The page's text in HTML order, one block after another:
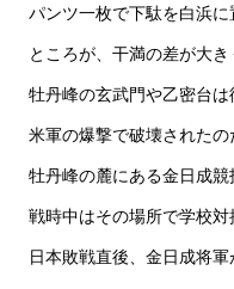
パンツ一枚で下駄を白浜に
ところが、干満の差が大き
牡丹峰の玄武門や乙密台は
米軍の爆撃で破壊されたの
牡丹峰の麓にある金日成競
戦時中はその場所で学校対
日本敗戦直後、金日成将軍